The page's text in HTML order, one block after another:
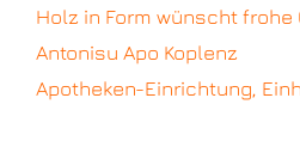
Holz in Form wünscht frohe
Antonisu Apo Koplenz
Apotheken-Einrichtung,